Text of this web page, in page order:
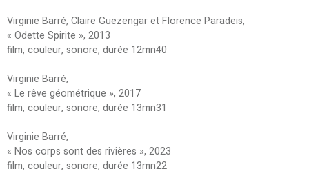
Virginie Barré, Claire Guezengar et Florence Paradeis,
« Odette Spirite », 2013
film, couleur, sonore, durée 12mn40
Virginie Barré,
« Le rêve géométrique », 2017
film, couleur, sonore, durée 13mn31
Virginie Barré,
« Nos corps sont des rivières », 2023
film, couleur, sonore, durée 13mn22